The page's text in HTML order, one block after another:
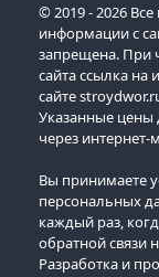
© 2019 - 2026
информации с
запрещена. При
сайта ссылка на
сайте
Указанные цены
через
Вы принимаете
персональных
каждый раз,
обратной связи
Разработка и